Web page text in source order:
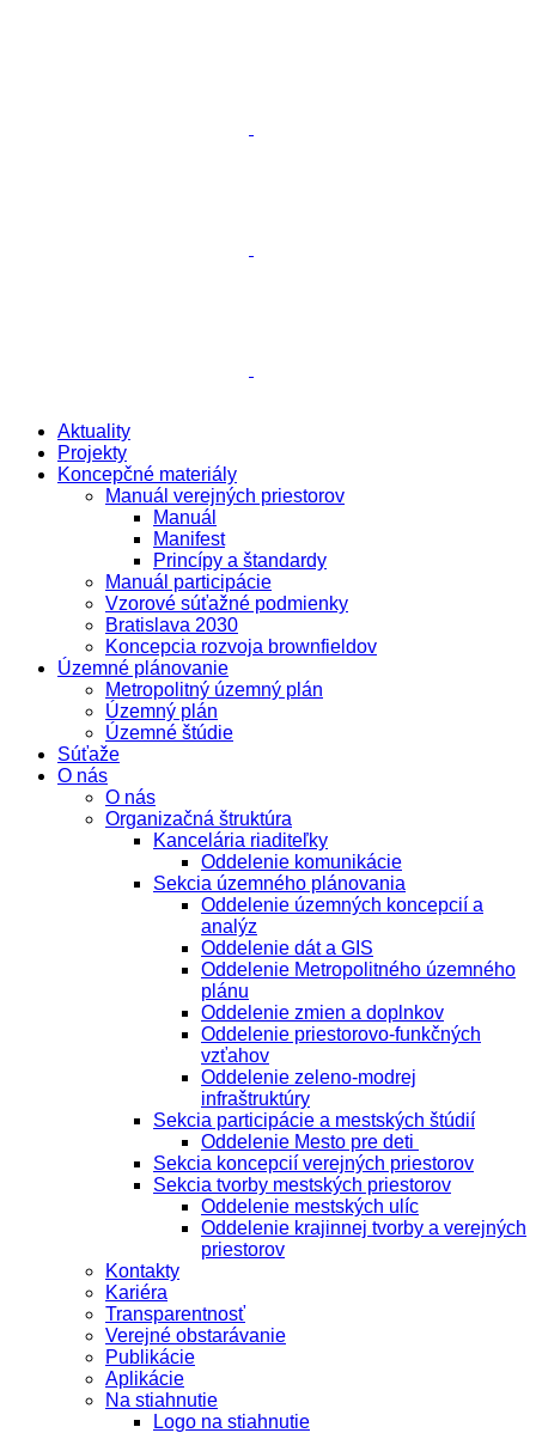
Aktuality
Projekty
Koncepčné materiály
Manuál verejných priestorov
Manuál
Manifest
Princípy a štandardy
Manuál participácie
Vzorové súťažné podmienky
Bratislava 2030
Koncepcia rozvoja brownfieldov
Územné plánovanie
Metropolitný územný plán
Územný plán
Územné štúdie
Súťaže
O nás
O nás
Organizačná štruktúra
Kancelária riaditeľky
Oddelenie komunikácie
Sekcia územného plánovania
Oddelenie územných koncepcií a
analýz
Oddelenie dát a GIS
Oddelenie Metropolitného územného
plánu
Oddelenie zmien a doplnkov
Oddelenie priestorovo-funkčných
vzťahov
Oddelenie zeleno-modrej
infraštruktúry
Sekcia participácie a mestských štúdií
Oddelenie Mesto pre deti
Sekcia koncepcií verejných priestorov
Sekcia tvorby mestských priestorov
Oddelenie mestských ulíc
Oddelenie krajinnej tvorby a verejných
priestorov
Kontakty
Kariéra
Transparentnosť
Verejné obstarávanie
Publikácie
Aplikácie
Na stiahnutie
Logo na stiahnutie